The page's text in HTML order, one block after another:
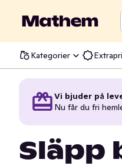
Kategorier
Vi bjuder på
Nu får du fri
Släpp